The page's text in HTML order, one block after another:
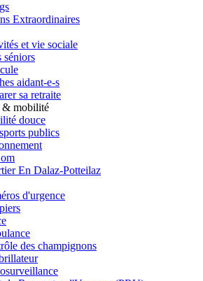
Extraordinaires
et vie sociale
séniors
aidant-e-s
sa retraite
& mobilité
douce
publics
En Dalaz-Potteilaz
d'urgence
des champignons